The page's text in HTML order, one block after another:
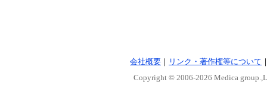
会社概要 ｜ リンク・著作権等について
Copyright © 2006-2026 Medica